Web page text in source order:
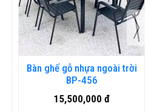
Bàn ghế gỗ nhựa ngoài trời
BP-456
15,500,000 đ